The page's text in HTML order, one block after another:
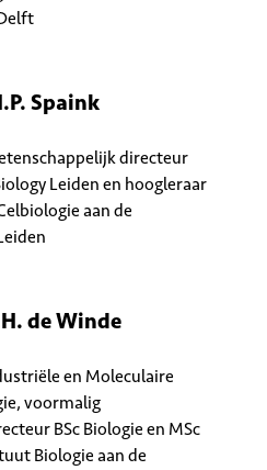
Spaink
directeur
Leiden en hoogleraar
aan de
de Winde
en Moleculaire
voormalig
BSc Biologie en MSc
Biologie aan de